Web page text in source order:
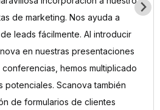
mejorar la experiencia del
ser una herramienta
eventos y proyectos. La
de funciones han
al éxito de nuestras
la eficiencia del